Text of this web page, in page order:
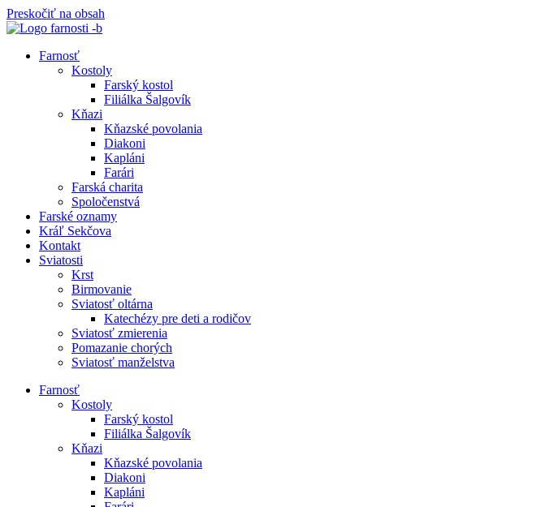
Preskočiť na obsah
Farnosť
Kostoly
Farský kostol
Filiálka Šalgovík
Kňazi
Kňazské povolania
Diakoni
Kapláni
Farári
Farská charita
Spoločenstvá
Farské oznamy
Kráľ Sekčova
Kontakt
Sviatosti
Krst
Birmovanie
Sviatosť oltárna
Katechézy pre deti a rodičov
Sviatosť zmierenia
Pomazanie chorých
Sviatosť manželstva
Farnosť
Kostoly
Farský kostol
Filiálka Šalgovík
Kňazi
Kňazské povolania
Diakoni
Kapláni